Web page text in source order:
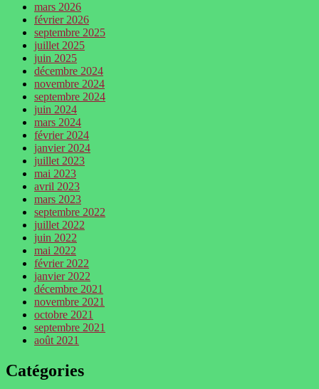
mars 2026
février 2026
septembre 2025
juillet 2025
juin 2025
décembre 2024
novembre 2024
septembre 2024
juin 2024
mars 2024
février 2024
janvier 2024
juillet 2023
mai 2023
avril 2023
mars 2023
septembre 2022
juillet 2022
juin 2022
mai 2022
février 2022
janvier 2022
décembre 2021
novembre 2021
octobre 2021
septembre 2021
août 2021
Catégories